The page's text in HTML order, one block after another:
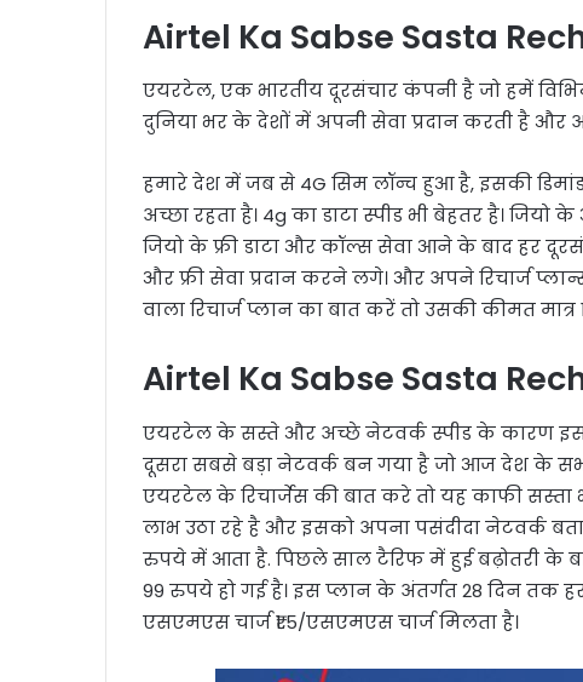
Airtel Ka Sabse Sasta
एयरटेल, एक भारतीय दूरसंचार कंपनी है जो हमें
दुनिया भर के देशों में अपनी सेवा प्रदान करती है और
हमारे देश में जब से 4G सिम लॉन्च हुआ है, इसकी
अच्छा रहता है। 4g का डाटा स्पीड भी बेहतर है।
जियो के फ्री डाटा और कॉल्स सेवा आने के बाद हर
और फ्री सेवा प्रदान करने लगे। और अपने रिचार्ज
वाला रिचार्ज प्लान का बात करें तो उसकी कीमत मात्र
Airtel Ka Sabse Sasta
एयरटेल के सस्ते और अच्छे नेटवर्क स्पीड के कारण
दूसरा सबसे बड़ा नेटवर्क बन गया है जो आज देश के
एयरटेल के रिचार्जेस की बात करे तो यह काफी
लाभ उठा रहे है और इसको अपना पसंदीदा नेटवर्क
रुपये में आता है. पिछले साल टैरिफ में हुई बढ़ोतरी के
99 रुपये हो गई है। इस प्लान के अंतर्गत 28 दिन तक
एसएमएस चार्ज ₹1.5/एसएमएस चार्ज मिलता है।